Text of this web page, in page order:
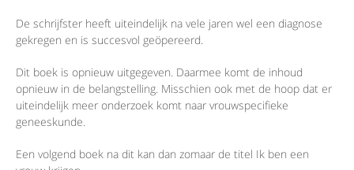
De schrijfster heeft uiteindelijk na vele jaren wel een diagnose
gekregen en is succesvol geöpereerd.
Dit boek is opnieuw uitgegeven. Daarmee komt de inhoud
opnieuw in de belangstelling. Misschien ook met de hoop dat er
uiteindelijk meer onderzoek komt naar vrouwspecifieke
geneeskunde.
Een volgend boek na dit kan dan zomaar de titel Ik ben een